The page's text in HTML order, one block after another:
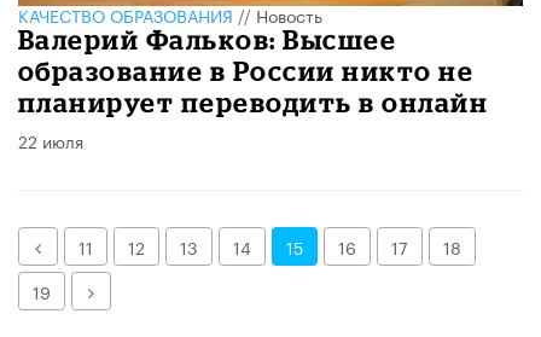
КАЧЕСТВО ОБРАЗОВАНИЯ//Новость
Валерий Фальков: Высшее
образование в России никто не
планирует переводить в онлайн
22 июля
Назад
11 12 13 14 15 16 17
18
19
Далее